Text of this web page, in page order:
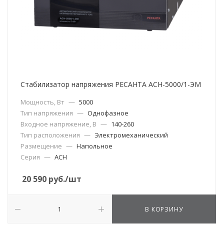
Стабилизатор напряжения РЕСАНТА АСН-5000/1-ЭМ
Мощность, Вт — 5000
Тип напряжения — Однофазное
Входное напряжение, В — 140-260
Тип расположения — Электромеханический
Размещение — Напольное
Серия — АСН
20 590 руб./шт
В КОРЗИНУ